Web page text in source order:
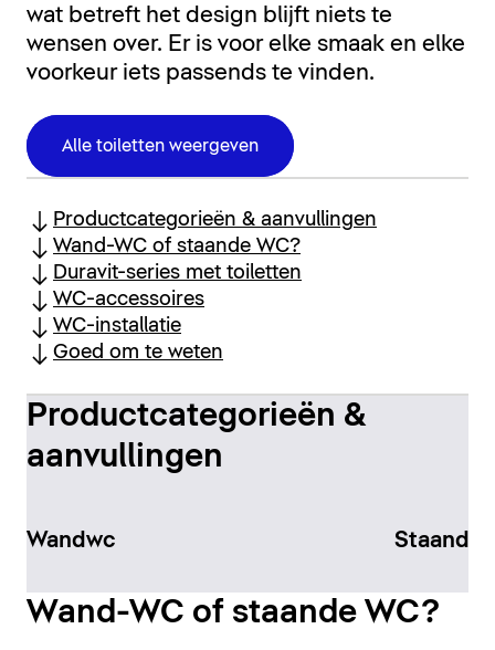
wat betreft het design blijft niets te
wensen over. Er is voor elke smaak en elke
voorkeur iets passends te vinden.
Alle toiletten weergeven
Productcategorieën & aanvullingen
Wand-WC of staande WC?
Duravit-series met toiletten
WC-accessoires
WC-installatie
Goed om te weten
Productcategorieën &
aanvullingen
Wandwc Staand
Wand-WC of staande WC?